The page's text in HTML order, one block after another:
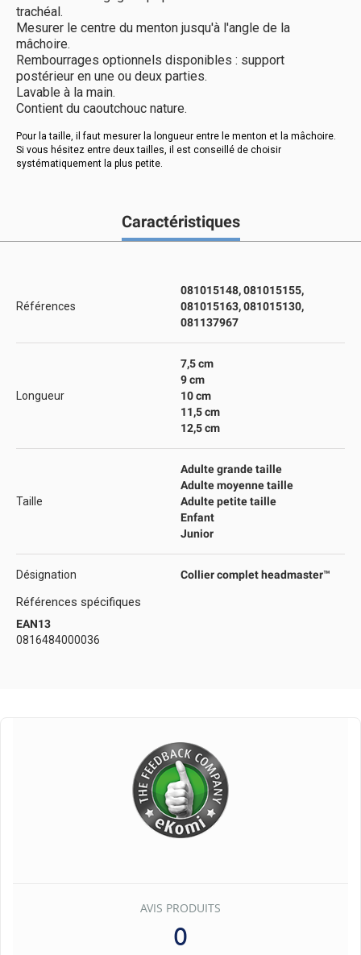
trachéal.
Mesurer le centre du menton jusqu'à l'angle de la
mâchoire.
Rembourrages optionnels disponibles : support
postérieur en une ou deux parties.
Lavable à la main.
Contient du caoutchouc nature.
Pour la taille, il faut mesurer la longueur entre le menton et la mâchoire.
Si vous hésitez entre deux tailles, il est conseillé de choisir
systématiquement la plus petite.
Caractéristiques
Références
081015148, 081015155,
081015163, 081015130,
081137967
Longueur
7,5 cm
9 cm
10 cm
11,5 cm
12,5 cm
Taille
Adulte grande taille
Adulte moyenne taille
Adulte petite taille
Enfant
Junior
Désignation Collier complet headmaster™
Références spécifiques
EAN13
0816484000036
AVIS PRODUITS
0